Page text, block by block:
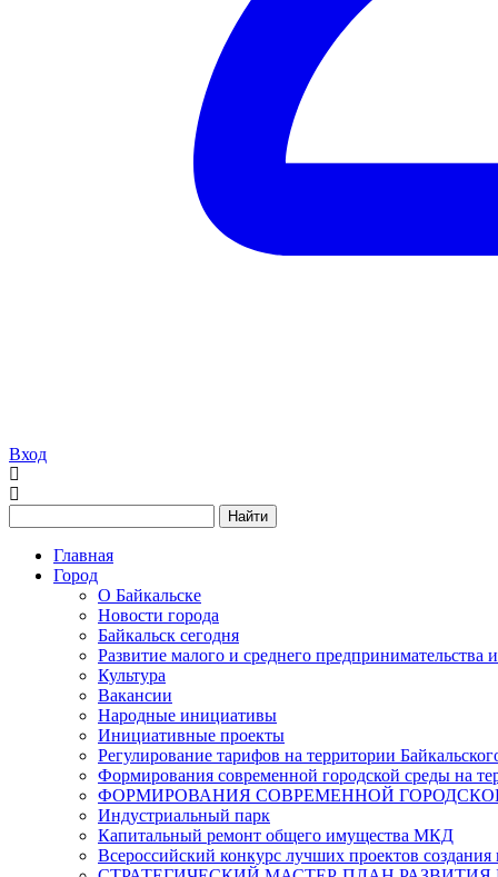
Вход
Найти
Главная
Город
О Байкальске
Новости города
Байкальск сегодня
Развитие малого и среднего предпринимательства
Культура
Вакансии
Народные инициативы
Инициативные проекты
Регулирование тарифов на территории
Формирования современной городской среды на
ФОРМИРОВАНИЯ СОВРЕМЕННОЙ
Индустриальный парк
Капитальный ремонт общего имущества МКД
Всероссийский конкурс лучших проектов